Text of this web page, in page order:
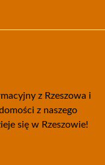
z Rzeszowa i
z naszego
się w Rzeszowie!